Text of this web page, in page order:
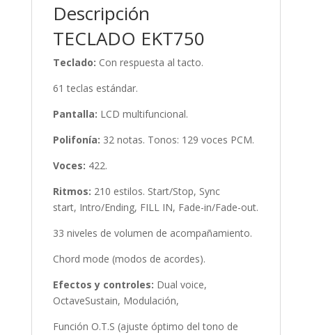
Descripción
TECLADO EKT750
Teclado: Con respuesta al tacto.
61 teclas estándar.
Pantalla: LCD multifuncional.
Polifonía: 32 notas. Tonos: 129 voces PCM.
Voces: 422.
Ritmos: 210 estilos. Start/Stop, Sync
start, Intro/Ending, FILL IN, Fade-in/Fade-out.
33 niveles de volumen de acompañamiento.
Chord mode (modos de acordes).
Efectos y controles: Dual voice,
OctaveSustain, Modulación,
Función O.T.S (ajuste óptimo del tono de